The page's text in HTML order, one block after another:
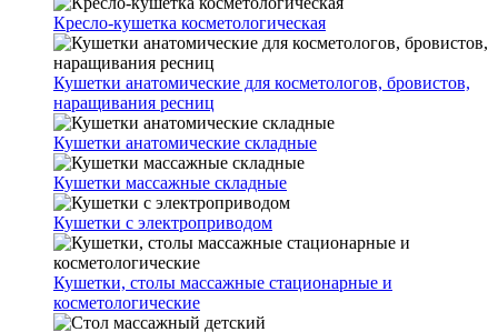
Кресло-кушетка косметологическая
Кушетки анатомические для косметологов, бровистов,
наращивания ресниц
Кушетки анатомические складные
Кушетки массажные складные
Кушетки с электроприводом
Кушетки, столы массажные стационарные и
косметологические